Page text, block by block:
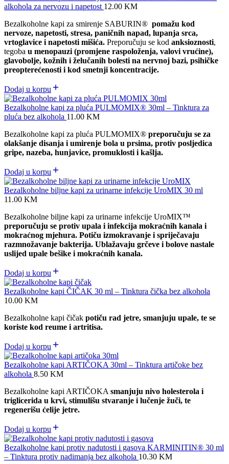
alkohola za nervozu i napetost 12.00 KM
Bezalkoholne kapi za smirenje SABURIN® pomažu kod
nervoze, napetosti, stresa, paničnih napad, lupanja srca,
vrtoglavice i napetosti mišića. Preporučuju se kod anksioznosti,
tegoba u menopauzi (promjene raspoloženja, valovi vrućine),
glavobolje, kožnih i želučanih bolesti na nervnoj bazi, psihičke
preopterećenosti i kod smetnji koncentracije.
Dodaj u korpu
Bezalkoholne kapi za pluća PULMOMIX® 30ml – Tinktura za
pluća bez alkohola 11.00 KM
Bezalkoholne kapi za pluća PULMOMIX® preporučuju se za
olakšanje disanja i umirenje bola u prsima, protiv posljedica
gripe, nazeba, hunjavice, promuklosti i kašlja.
Dodaj u korpu
Bezalkoholne biljne kapi za urinarne infekcije UroMIX 30 ml
11.00 KM
Bezalkoholne biljne kapi za urinarne infekcije UroMIX™
preporučuju se protiv upala i infekcija mokraćnih kanala i
mokraćnog mjehura. Potiču izmokravanje i spriječavaju
razmnožavanje bakterija. Ublažavaju grčeve i bolove nastale
uslijed upale bešike i mokraćnih kanala.
Dodaj u korpu
Bezalkoholne kapi ČIČAK 30 ml – Tinktura čička bez alkohola
10.00 KM
Bezalkoholne kapi čičak potiču rad jetre, smanjuju upale, te se
koriste kod reume i artritisa.
Dodaj u korpu
Bezalkoholne kapi ARTIČOKA 30ml – Tinktura artičoke bez
alkohola 8.50 KM
Bezalkoholne kapi ARTIČOKA smanjuju nivo holesterola i
triglicerida u krvi, stimulišu stvaranje i lučenje žuči, te
regenerišu ćelije jetre.
Dodaj u korpu
Bezalkoholne kapi protiv nadutosti i gasova KARMINITIN® 30 ml
– Tinktura protiv nadimanja bez alkohola 10.30 KM